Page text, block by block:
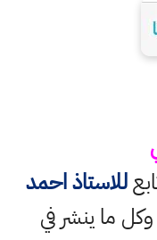
للاستاذ احمد
ما ينشر في